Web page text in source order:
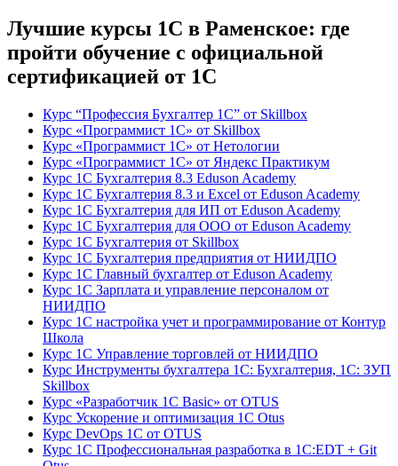
Лучшие курсы 1С в Раменское: где
пройти обучение с официальной
сертификацией от 1С
Курс “Профессия Бухгалтер 1С” от Skillbox
Курс «Программист 1С» от Skillbox
Курс «Программист 1С» от Нетологии
Курс «Программист 1С» от Яндекс Практикум
Курс 1С Бухгалтерия 8.3 Eduson Academy
Курс 1С Бухгалтерия 8.3 и Excel от Eduson Academy
Курс 1С Бухгалтерия для ИП от Eduson Academy
Курс 1С Бухгалтерия для ООО от Eduson Academy
Курс 1С Бухгалтерия от Skillbox
Курс 1С Бухгалтерия предприятия от НИИДПО
Курс 1С Главный бухгалтер от Eduson Academy
Курс 1С Зарплата и управление персоналом от
НИИДПО
Курс 1С настройка учет и программирование от Контур
Школа
Курс 1С Управление торговлей от НИИДПО
Курс Инструменты бухгалтера 1С: Бухгалтерия, 1С: ЗУП
Skillbox
Курс «Разработчик 1С Basic» от OTUS
Курс Ускорение и оптимизация 1С Otus
Курс DevOps 1С от OTUS
Курс 1С Профессиональная разработка в 1С:EDT + Git